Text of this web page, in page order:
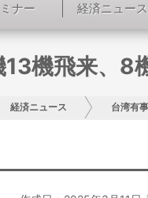
ナー 経済ニュース
13機飛来、
経済ニュース 台湾有事